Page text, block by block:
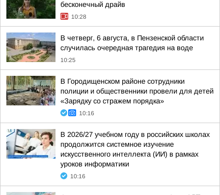
бесконечный драйв
10:28
В четверг, 6 августа, в Пензенской области
случилась очередная трагедия на воде
10:25
В Городищенском районе сотрудники
полиции и общественники провели для детей
«Зарядку со стражем порядка»
10:16
В 2026/27 учебном году в российских школах
продолжится системное изучение
искусственного интеллекта (ИИ) в рамках
уроков информатики
10:16